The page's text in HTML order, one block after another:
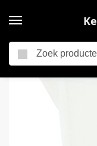
Grote Keuken